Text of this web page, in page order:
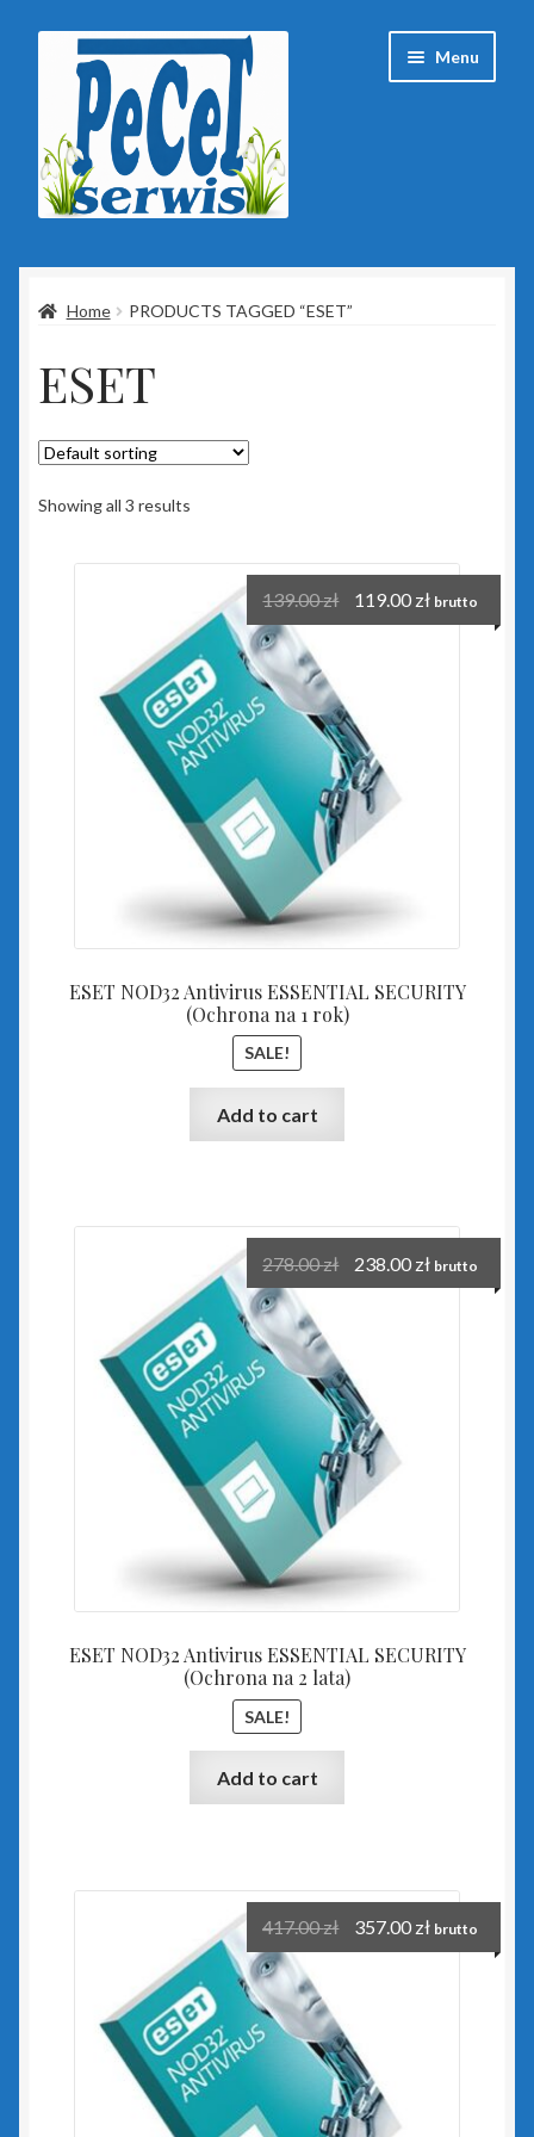
Przejdź
nawigacji
Przejdź
treści
Menu
Baza wiedzy
Client Portal
ESET
Insert
Insert GT
czerwony PLUS dla InsERT GT
Gestor GT
Gratyfikant GT
Gratyfikant GT Sfera
niebieski PLUS dla InsERT GT
Rachmistrz GT
Sfera dla Rewizora GT
Sfera dla Subiekta GT
Subiekt GT
Subiekt GT Sfera
Subiekt Sprint 2
Gestor Nexo Pro
Gratyfikant Nexo
Gratyfikant Nexo Pro
Lekarz Plus
Home PRODUCTS TAGGED “ESET”
ESET
Showing all 3 results
ESET NOD32 Antivirus ESSENTIAL SECURITY
(Ochrona na 1 rok)
SALE!
139.00zł 119.00 zł brutto
Add to cart
ESET NOD32 Antivirus ESSENTIAL SECURITY
(Ochrona na 2 lata)
SALE!
278.00zł 238.00 zł brutto
Add to cart
417.00zł 357.00 zł brutto